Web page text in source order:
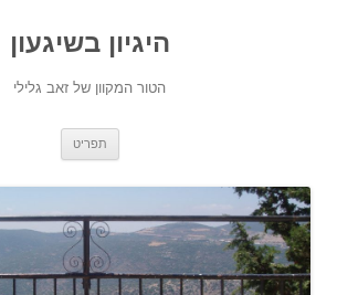
היגיון בשיגעון
הטור המקוון של זאב גלילי
תפריט